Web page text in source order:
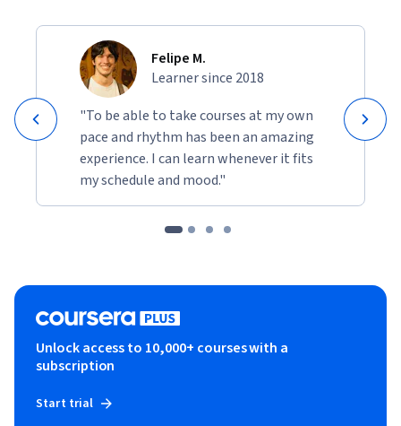
Felipe M.
Learner since 2018
"To be able to take courses at my own
pace and rhythm has been an amazing
experience. I can learn whenever it fits
my schedule and mood."
Unlock access to 10,000+ courses with a
subscription
Start trial